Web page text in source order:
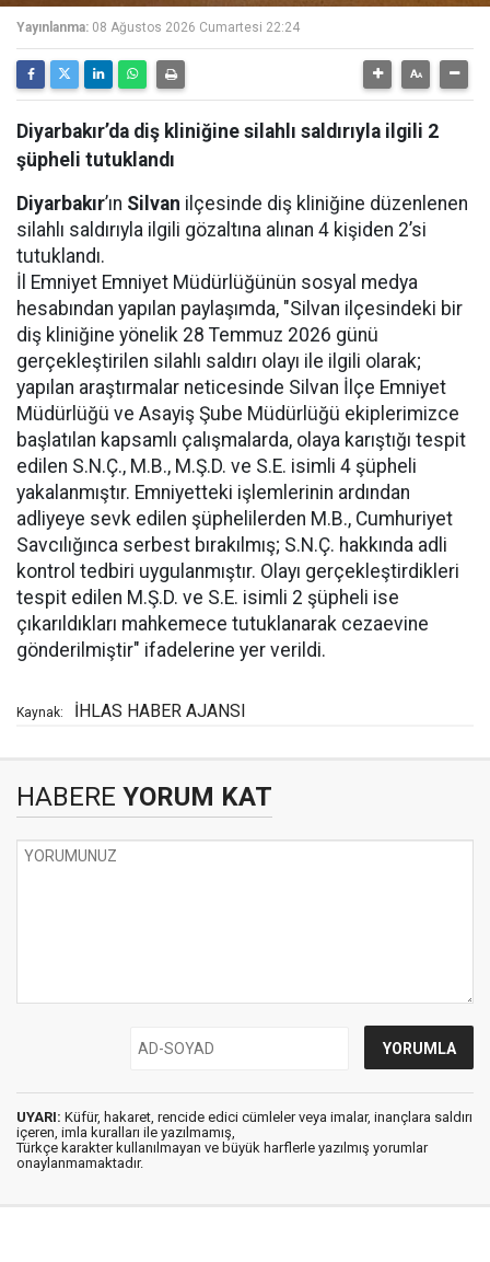
Yayınlanma: 08 Ağustos 2026 Cumartesi 22:24
Diyarbakır’da diş kliniğine silahlı saldırıyla ilgili 2
şüpheli tutuklandı
Diyarbakır’ın Silvan ilçesinde diş kliniğine düzenlenen
silahlı saldırıyla ilgili gözaltına alınan 4 kişiden 2’si
tutuklandı.
İl Emniyet Emniyet Müdürlüğünün sosyal medya
hesabından yapılan paylaşımda, "Silvan ilçesindeki bir
diş kliniğine yönelik 28 Temmuz 2026 günü
gerçekleştirilen silahlı saldırı olayı ile ilgili olarak;
yapılan araştırmalar neticesinde Silvan İlçe Emniyet
Müdürlüğü ve Asayiş Şube Müdürlüğü ekiplerimizce
başlatılan kapsamlı çalışmalarda, olaya karıştığı tespit
edilen S.N.Ç., M.B., M.Ş.D. ve S.E. isimli 4 şüpheli
yakalanmıştır. Emniyetteki işlemlerinin ardından
adliyeye sevk edilen şüphelilerden M.B., Cumhuriyet
Savcılığınca serbest bırakılmış; S.N.Ç. hakkında adli
kontrol tedbiri uygulanmıştır. Olayı gerçekleştirdikleri
tespit edilen M.Ş.D. ve S.E. isimli 2 şüpheli ise
çıkarıldıkları mahkemece tutuklanarak cezaevine
gönderilmiştir" ifadelerine yer verildi.
Kaynak: İHLAS HABER AJANSI
HABERE YORUM KAT
UYARI: Küfür, hakaret, rencide edici cümleler veya imalar, inançlara saldırı
içeren, imla kuralları ile yazılmamış,
Türkçe karakter kullanılmayan ve büyük harflerle yazılmış yorumlar
onaylanmamaktadır.